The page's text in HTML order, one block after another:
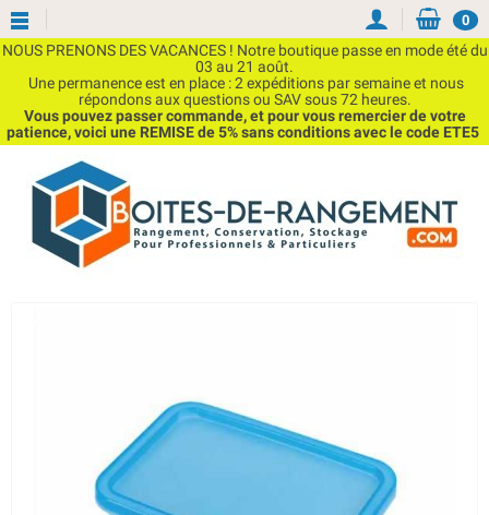
NOUS PRENONS DES VACANCES ! Notre boutique passe en mode été du
03 au 21 août.
Une permanence est en place : 2 expéditions par semaine et nous
répondons aux questions ou SAV sous 72 heures.
Vous pouvez passer commande, et pour vous remercier de votre
patience, voici une REMISE de 5% sans conditions avec le code ETE5
0